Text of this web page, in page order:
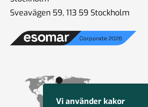
Sveavägen 59, 113 59 Stockholm
Vi använder kakor